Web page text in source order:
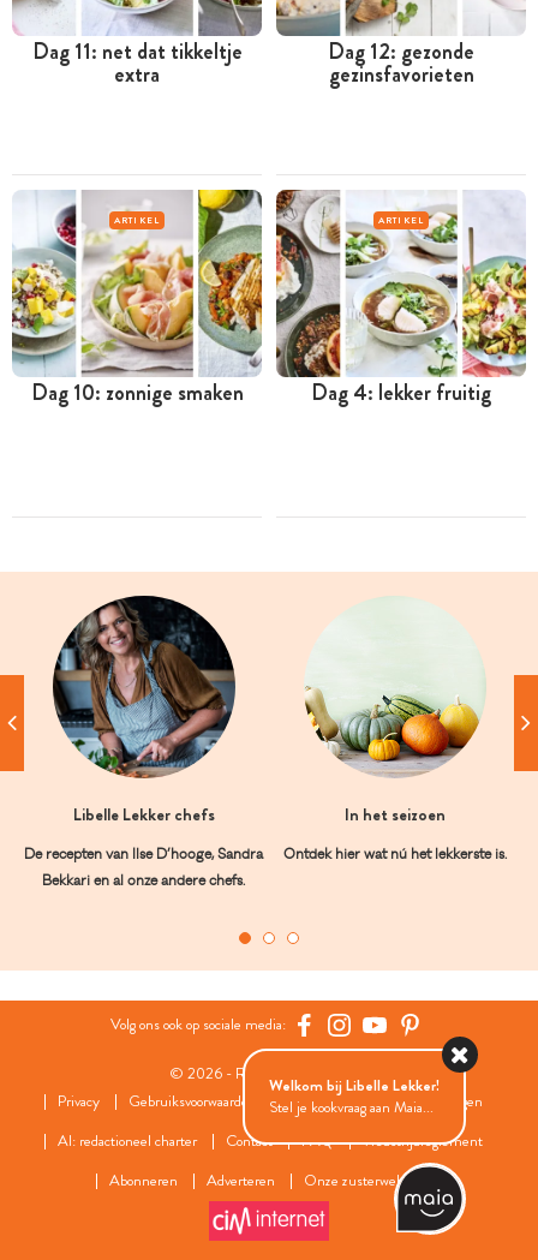
Dag 11: net dat tikkeltje
extra
Dag 12: gezonde
gezinsfavorieten
ARTIKEL
Dag 10: zonnige smaken
ARTIKEL
Dag 4: lekker fruitig
Libelle Lekker chefs
De recepten van Ilse D’hooge, Sandra
Bekkari en al onze andere chefs.
In het seizoen
Ontdek hier wat nú het lekkerste is.
Volg ons ook op sociale media:
© 2026 - Roularta Media Group
Privacy
Gebruiksvoorwaarden Cookies
Cookies instellingen
AI: redactioneel charter
Contact FAQ
Wedstrijdreglement
Abonneren
Adverteren Onze zusterwebsites
Welkom bij Libelle Lekker!
Stel je kookvraag aan Maia...